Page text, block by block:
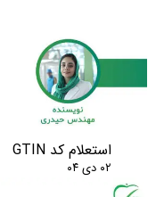
استعلام کد GTIN
۰۲ دی ۰۴